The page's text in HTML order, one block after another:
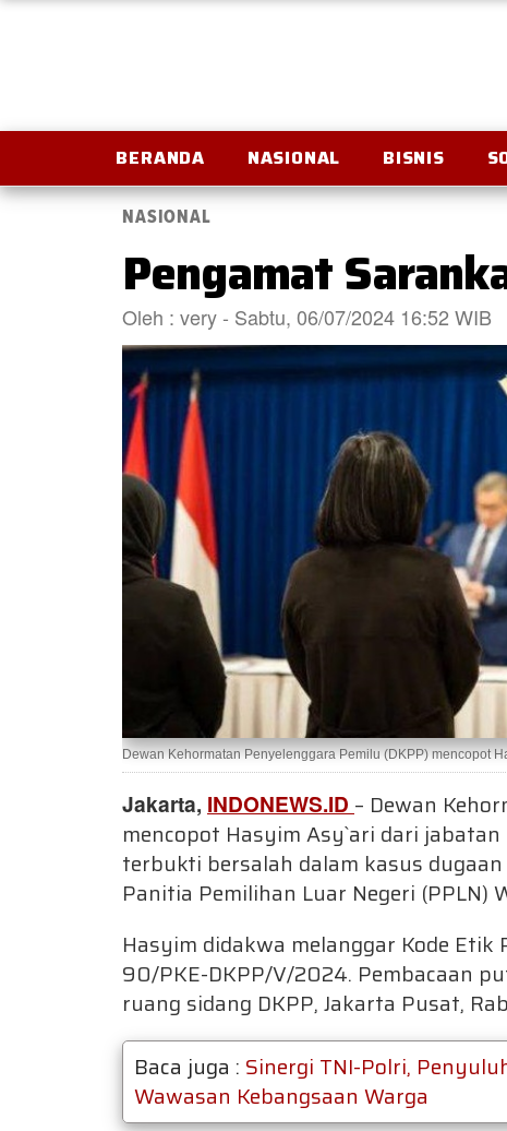
BERANDA NASIONAL BISNIS
NASIONAL
Pengamat
Oleh : very - Sabtu, 06/07/2024 16:52 WIB
Dewan Kehormatan Penyelenggara Pemilu (DKPP) mencopot
Jakarta, INDONEWS.ID – Dewan
mencopot Hasyim Asy`ari dari
terbukti bersalah dalam kasus
Panitia Pemilihan Luar Negeri (PPLN)
Hasyim didakwa melanggar Kode Etik
90/PKE-DKPP/V/2024. Pembacaan
ruang sidang DKPP, Jakarta Pusat,
Baca juga : Sinergi TNI-Polri,
Wawasan Kebangsaan Warga